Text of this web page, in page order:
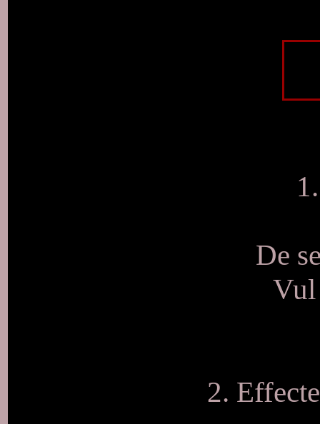
De
Vul
2.